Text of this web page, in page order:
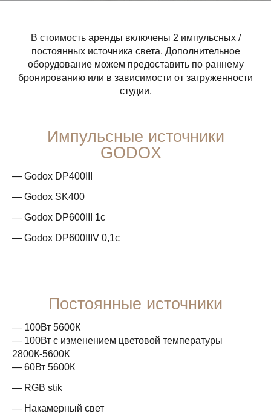
В стоимость аренды включены 2 импульсных /
постоянных источника света. Дополнительное
оборудование можем предоставить по раннему
бронированию или в зависимости от загруженности
студии.
Импульсные источники
GODOX
— Godox DP400III
— Godox SK400
— Godox DP600III 1c
— Godox DP600IIIV 0,1с
Постоянные источники
— 100Вт 5600К
— 100Вт с изменением цветовой температуры
2800К-5600К
— 60Вт 5600К
— RGB stik
— Накамерный свет